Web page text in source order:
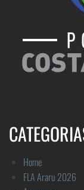
Home
FLA Araru 2026